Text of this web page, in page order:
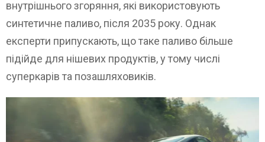
внутрішнього згоряння, які використовують
синтетичне паливо, після 2035 року. Однак
експерти припускають, що таке паливо більше
підійде для нішевих продуктів, у тому числі
суперкарів та позашляховиків.